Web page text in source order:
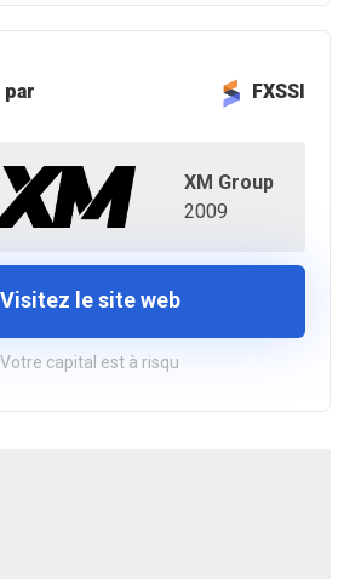
par FXSSI
XM Group
2009
Visitez le site web
Votre capital est à risqu